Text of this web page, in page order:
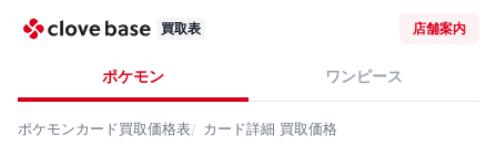
買取表 店舗案内
ポケモン ワンピース
ポケモンカード買取価格表 カード詳細 買取価格